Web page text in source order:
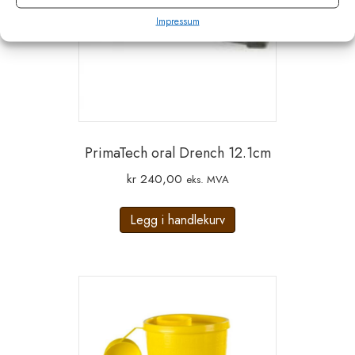
Impressum
PrimaTech oral Drench 12.1cm
kr240,00 eks. MVA
Legg i handlekurv